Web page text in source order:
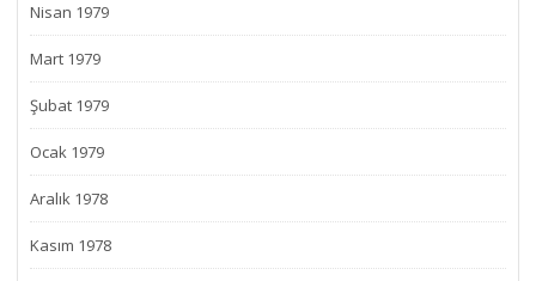
Nisan 1979
Mart 1979
Şubat 1979
Ocak 1979
Aralık 1978
Kasım 1978